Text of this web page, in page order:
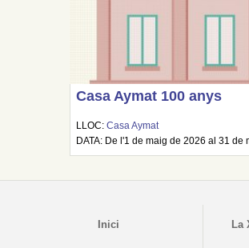
Casa Aymat 100 anys
LLOC:Casa Aymat
DATA: De l'1 de maig de 2026 al 31 de
Inici La